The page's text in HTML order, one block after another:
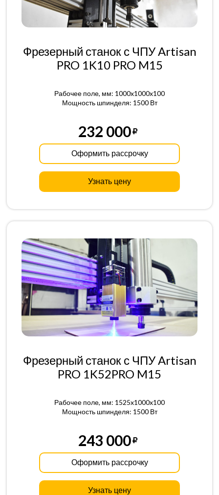
Фрезерный станок с ЧПУ Artisan
PRO 1K10 PRO M15
Рабочее поле, мм: 1000x1000x100
Мощность шпинделя: 1500 Вт
232 000
Оформить рассрочку
Узнать цену
Фрезерный станок с ЧПУ Artisan
PRO 1K52PRO M15
Рабочее поле, мм: 1525x1000x100
Мощность шпинделя: 1500 Вт
243 000
Оформить рассрочку
Узнать цену